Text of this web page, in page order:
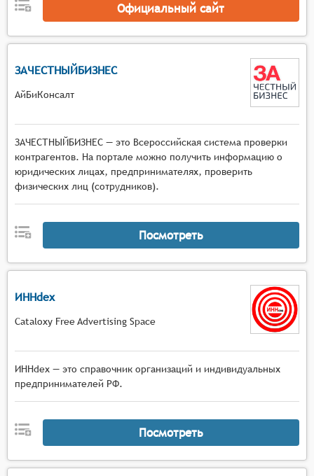
Официальный сайт
ЗАЧЕСТНЫЙБИЗНЕС
АйБиКонсалт
ЗАЧЕСТНЫЙБИЗНЕС — это Всероссийская система проверки
контрагентов. На портале можно получить информацию о
юридических лицах, предпринимателях, проверить
физических лиц (сотрудников).
Посмотреть
ИННdex
Cataloxy Free Advertising Space
ИННdex — это справочник организаций и индивидуальных
предпринимателей РФ.
Посмотреть